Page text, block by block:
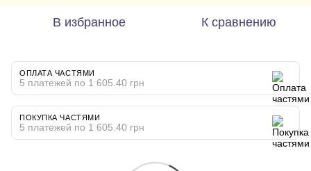
В избранное К сравнению
ОПЛАТА ЧАСТЯМИ
5 платежей по 1 605.40 грн
ПОКУПКА ЧАСТЯМИ
5 платежей по 1 605.40 грн